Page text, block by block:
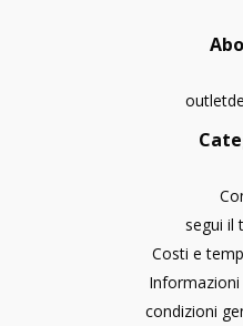
segui il
Costi e
Informazioni
condizioni